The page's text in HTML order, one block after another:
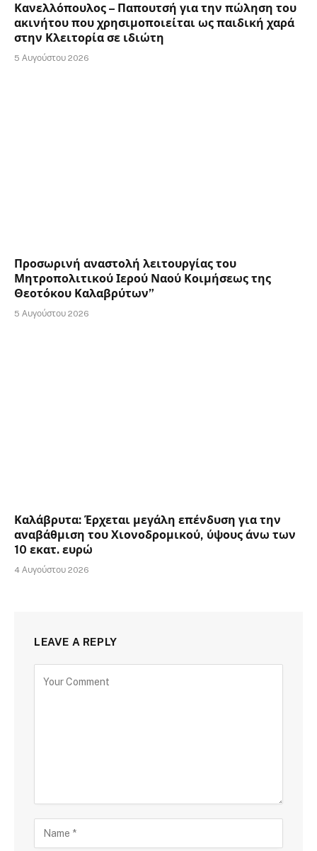
Κανελλόπουλος – Παπουτσή για την πώληση του
ακινήτου που χρησιμοποιείται ως παιδική χαρά
στην Κλειτορία σε ιδιώτη
5 Αυγούστου 2026
Προσωρινή αναστολή λειτουργίας του
Μητροπολιτικού Ιερού Ναού Κοιμήσεως της
Θεοτόκου Καλαβρύτων”
5 Αυγούστου 2026
Καλάβρυτα: Έρχεται μεγάλη επένδυση για την
αναβάθμιση του Χιονοδρομικού, ύψους άνω των
10 εκατ. ευρώ
4 Αυγούστου 2026
LEAVE A REPLY